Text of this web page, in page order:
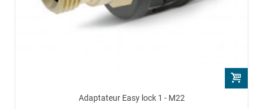
Adaptateur Easy lock 1 - M22